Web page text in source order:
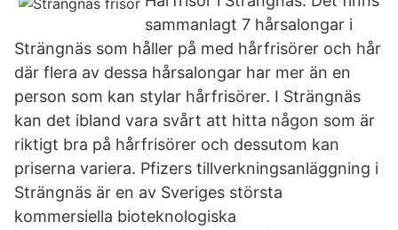
sammanlagt 7 hårsalongar i
Strängnäs som håller på med hårfrisörer och hår
där flera av dessa hårsalongar har mer än en
person som kan stylar hårfrisörer. I Strängnäs
kan det ibland vara svårt att hitta någon som är
riktigt bra på hårfrisörer och dessutom kan
priserna variera. Pfizers tillverkningsanläggning i
Strängnäs är en av Sveriges största
kommersiella bioteknologiska